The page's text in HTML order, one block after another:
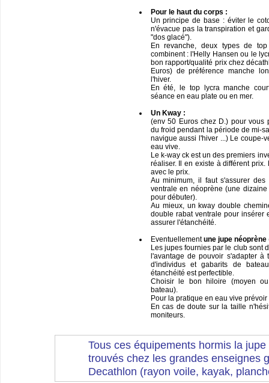
Pour le haut du corps :
Un principe de base : éviter le
n'évacue pas la transpiration et
"dos glacé").
En revanche, deux types de
combinent : l'Helly Hansen ou le
bon rapport/qualité prix chez
Euros) de préférence manche
l'hiver.
En été, le top lycra manche
séance en eau plate ou en mer.
Un Kway :
(env 50 Euros chez D.) pour vous
du froid pendant la période de mi-
navigue aussi l'hiver ...) Le coupe-
eau vive.
Le k-way ck est un des premiers
réaliser. Il en existe à différent
avec le prix.
Au minimum, il faut s'assurer
ventrale en néoprène (une
pour débuter).
Au mieux, un kway double
double rabat ventrale pour insérer
assurer l'étanchéité.
Eventuellementune jupe néoprène
Les jupes fournies par le club sont
l'avantage de pouvoir s'adapter à
d'individus et gabarits de
étanchéité est perfectible.
Choisir le bon hiloire (moyen
bateau).
Pour la pratique en eau vive
En cas de doute sur la taille
moniteurs.
Tous ces équipements hormis la
trouvés chez les grandes enseignes
Decathlon (rayon voile, kayak,